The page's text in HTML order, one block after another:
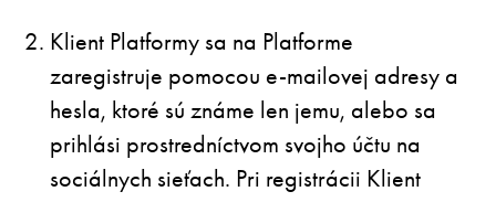
Klient Platformy sa na Platforme
zaregistruje pomocou e-mailovej adresy a
hesla, ktoré sú známe len jemu, alebo sa
prihlási prostredníctvom svojho účtu na
sociálnych sieťach. Pri registrácii Klient